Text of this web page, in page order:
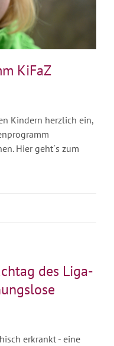
KiFaZ
Kindern herzlich ein,
Hier geht´s zum
des Liga-
erkrankt - eine